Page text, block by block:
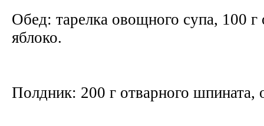
Обед: тарелка овощного супа, 100 г
яблоко.
Полдник: 200 г отварного шпината,